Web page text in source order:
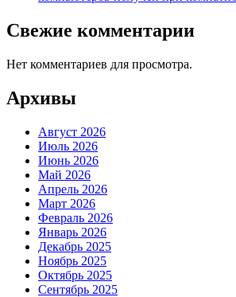
Свежие комментарии
Нет комментариев для просмотра.
Архивы
Август 2026
Июль 2026
Июнь 2026
Май 2026
Апрель 2026
Март 2026
Февраль 2026
Январь 2026
Декабрь 2025
Ноябрь 2025
Октябрь 2025
Сентябрь 2025